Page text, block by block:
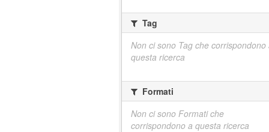
Tag
Non ci sono Tag che corrispondono
questa ricerca
Formati
Non ci sono Formati che
corrispondono a questa ricerca